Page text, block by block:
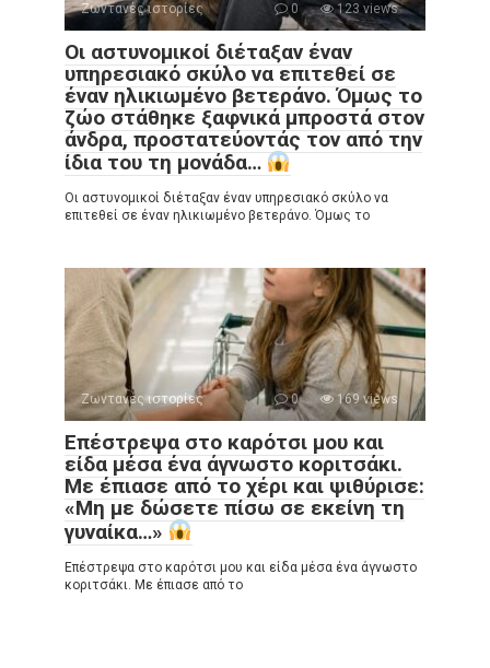
Ζωντανές ιστορίες 0 123 views
Οι αστυνομικοί διέταξαν έναν
υπηρεσιακό σκύλο να επιτεθεί σε
έναν ηλικιωμένο βετεράνο. Όμως το
ζώο στάθηκε ξαφνικά μπροστά στον
άνδρα, προστατεύοντάς τον από την
ίδια του τη μονάδα…
Οι αστυνομικοί διέταξαν έναν υπηρεσιακό σκύλο να
επιτεθεί σε έναν ηλικιωμένο βετεράνο. Όμως το
Ζωντανές ιστορίες 0 169 views
Επέστρεψα στο καρότσι μου και
είδα μέσα ένα άγνωστο κοριτσάκι.
Με έπιασε από το χέρι και ψιθύρισε:
«Μη με δώσετε πίσω σε εκείνη τη
γυναίκα…»
Επέστρεψα στο καρότσι μου και είδα μέσα ένα άγνωστο
κοριτσάκι. Με έπιασε από το